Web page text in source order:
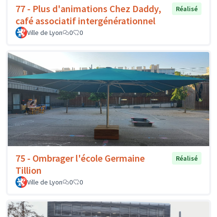
77 - Plus d'animations Chez Daddy,
café associatif intergénérationnel
Réalisé
Ville de Lyon 0 0
75 - Ombrager l'école Germaine
Tillion
Réalisé
Ville de Lyon 0 0